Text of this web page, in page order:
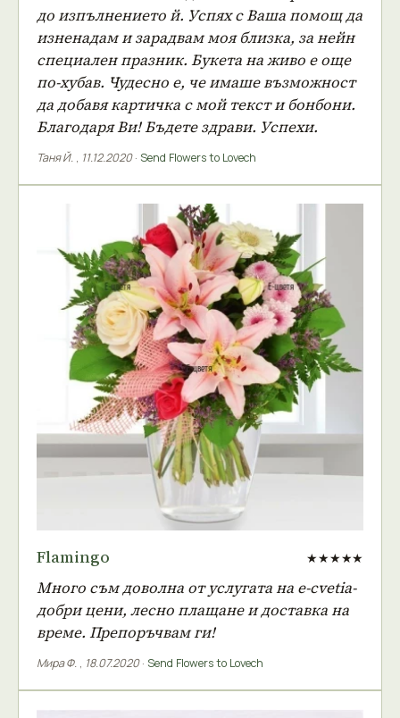
до изпълнението й. Успях с Ваша помощ да
изненадам и зарадвам моя близка, за нейн
специален празник. Букета на живо е още
по-хубав. Чудесно е, че имаше възможност
да добавя картичка с мой текст и бонбони.
Благодаря Ви! Бъдете здрави. Успехи.
Таня Й. , 11.12.2020· Send Flowers to Lovech
Flamingo ★★★★★
Много съм доволна от услугата на е-cvetia-
добри цени, лесно плащане и доставка на
време. Препоръчвам ги!
Мира Ф. , 18.07.2020· Send Flowers to Lovech